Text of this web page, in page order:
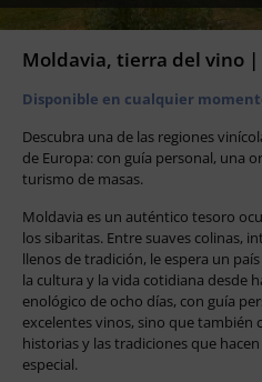
Moldavia, tierra del vino |
Disponible en cualquier
Descubra una de las regiones
de Europa: con guía personal, una
turismo de masas.
Moldavia es un auténtico tesoro
los sibaritas. Entre suaves colinas,
llenos de tradición, le espera un
la cultura y la vida cotidiana desde
enológico de ocho días, con guía
excelentes vinos, sino que también
historias y las tradiciones que
especial.